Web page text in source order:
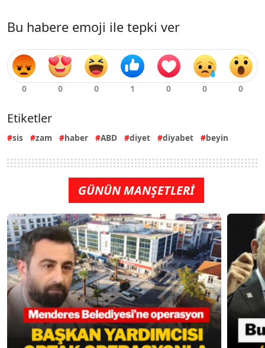
Bu habere emoji ile tepki ver
Etiketler
sis zam haber ABD diyet diyabet beyin
GÜNÜN MANŞETLERİ